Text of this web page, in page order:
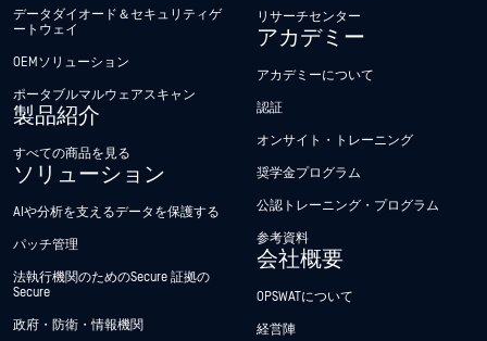
データダイオード＆セキュリティゲ
ートウェイ
OEMソリューション
ポータブルマルウェアスキャン
製品紹介
すべての商品を見る
ソリューション
AIや分析を支えるデータを保護する
パッチ管理
法執行機関のためのSecure 証拠の
Secure
政府・防衛・情報機関
リサーチセンター
アカデミー
アカデミーについて
認証
オンサイト・トレーニング
奨学金プログラム
公認トレーニング・プログラム
参考資料
会社概要
OPSWATについて
経営陣